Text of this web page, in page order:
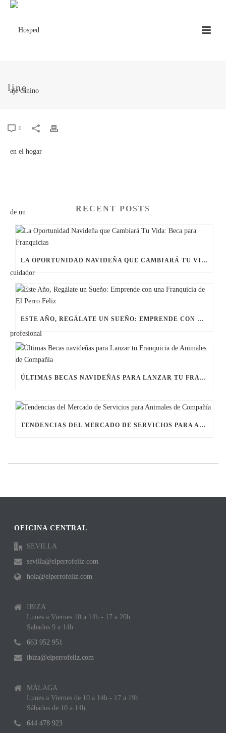
line
0
RECENT POSTS
LA OPORTUNIDAD NAVIDEÑA QUE CAMBIARÁ TU VIDA: BECA PARA FRANQUICIAS
ESTE AÑO, REGÁLATE UN SUEÑO: EMPRENDE CON UNA FRANQUICIA DE EL PERRO FELIZ
ÚLTIMAS BECAS NAVIDEÑAS PARA LANZAR TU FRANQUICIA DE ANIMALES DE COMPAÑÍA
TENDENCIAS DEL MERCADO DE SERVICIOS PARA ANIMALES DE COMPAÑÍA
OFICINA CENTRAL
SEVILLA
sevilla@elperrofeliz.com
hola@elperrofeliz.com
IBIZA
Lunes a Viernes 10 a 14h - 17 a 20h
Sabados 9 a 14h
663 952 951
ibiza@elperrofeliz.com
MÁLAGA
Lunes a Viernes de 10 a 14h - 17 a 19h
Sábados de 10 a 14h
644 478 923